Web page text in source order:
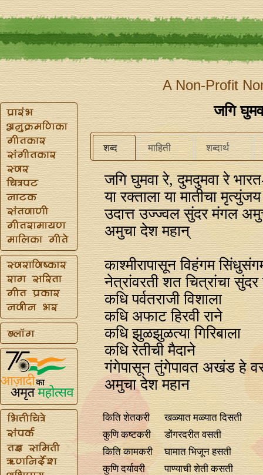
A Non-Profit
जगि
शब्द माहिती शब्दार्थ
जगि घुमवा रे, दुमदुमवा रे
या रक्ताला या मातीचा
उदात्त उज्ज्वल सुंदर मंगल
अमुचा देश महान्‌
काश्‍मीरापासून विहंगम
नेत्रांवरती शत चित्रांचा
कधि पर्वतराजी विशाला
कधि अफाट हिरवी राने
कधि झुळझुळत्या गिरिबाला
कधि रेतीची मैदाने
गंगेपासून तुंगेपावत अखंड हे
अमुचा देश महान
किति शेतकरी
खळ्यात मळ्यात दिसती
कुणि कष्टकरी
डोंगरदरीत वसती
किति कामकरी
घामात भिजून हसती
कुणि दर्यावरी
पाण्याची शेती कसती